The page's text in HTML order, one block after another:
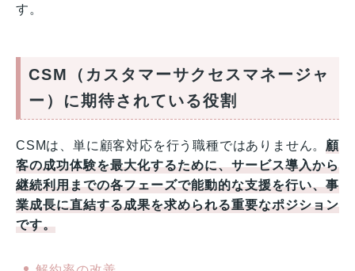
す。
CSM（カスタマーサクセスマネージャ
ー）に期待されている役割
CSMは、単に顧客対応を行う職種ではありません。顧
客の成功体験を最大化するために、サービス導入から
継続利用までの各フェーズで能動的な支援を行い、事
業成長に直結する成果を求められる重要なポジション
です。